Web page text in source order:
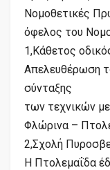
Νομοθετικές
όφελος του
1,Κάθετος
Απελευθέρωση
σύνταξης
των τεχνικών
Φλώρινα –
2,Σχολή
Η Πτολεμαΐδα